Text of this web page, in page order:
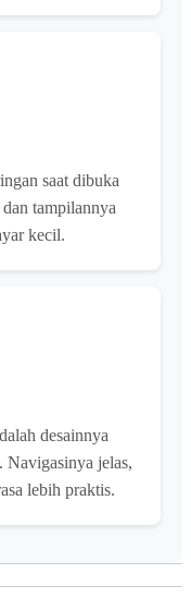
saat dibuka
tampilannya
kecil.
desainnya
Navigasinya jelas,
lebih praktis.